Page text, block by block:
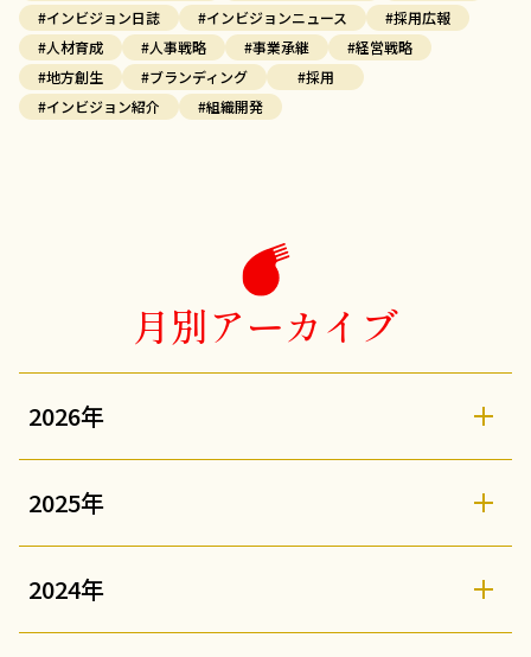
#インビジョン日誌
#インビジョンニュース
#採用広報
#人材育成
#人事戦略 #事業承継
#経営戦略
#地方創生
#ブランディング
#採用
#インビジョン紹介
#組織開発
月別アーカイブ
2026年
2025年
2024年